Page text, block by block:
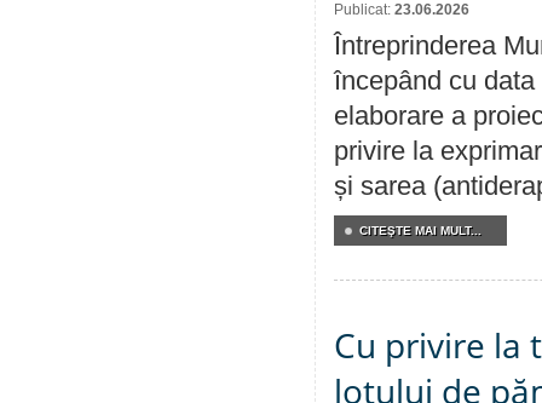
Publicat: 23.06.2026
Întreprinderea
începând cu
elaborare a
privire la
și sarea
CITEŞTE MAI MULT...
Cu privire la
lotului de